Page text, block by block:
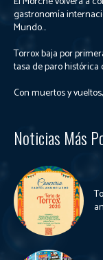
gastronomía
Mundo...
Torrox baja por
tasa de paro histórica
Con muertos y
Noticias Más